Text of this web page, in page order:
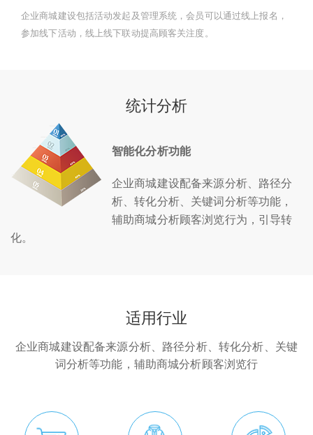
企业商城建设包括活动发起及管理系统，会员可以通过线上报名，
参加线下活动，线上线下联动提高顾客关注度。
统计分析
智能化分析功能
企业商城建设配备来源分析、路径分
析、转化分析、关键词分析等功能，
辅助商城分析顾客浏览行为，引导转
化。
适用行业
企业商城建设配备来源分析、路径分析、转化分析、关键
词分析等功能，辅助商城分析顾客浏览行